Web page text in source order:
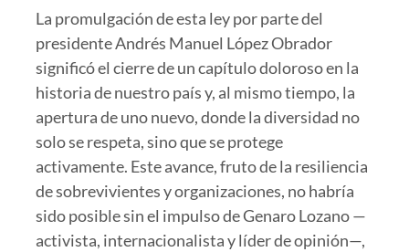
La promulgación de esta ley por parte del
presidente Andrés Manuel López Obrador
significó el cierre de un capítulo doloroso en la
historia de nuestro país y, al mismo tiempo, la
apertura de uno nuevo, donde la diversidad no
solo se respeta, sino que se protege
activamente. Este avance, fruto de la resiliencia
de sobrevivientes y organizaciones, no habría
sido posible sin el impulso de Genaro Lozano —
activista, internacionalista y líder de opinión—,